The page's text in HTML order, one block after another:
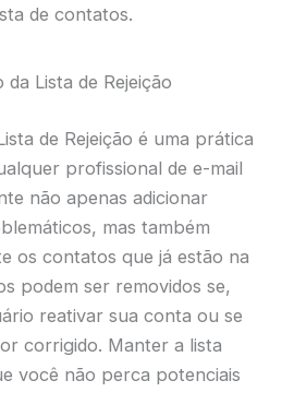
de contatos.
Lista de Rejeição
de Rejeição é uma prática
profissional de e-mail
não apenas adicionar
mas também
os contatos que já estão na
podem ser removidos se,
reativar sua conta ou se
corrigido. Manter a lista
você não perca potenciais